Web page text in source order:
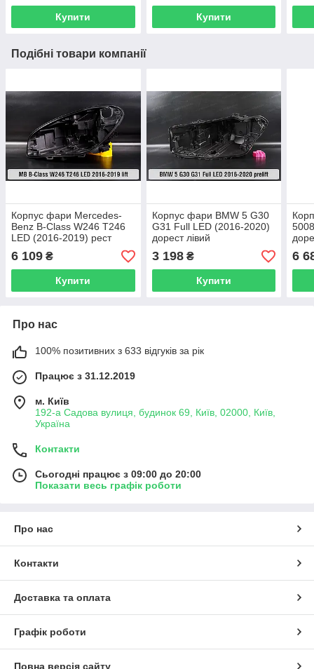
Купити Купити
Подібні товари компанії
Корпус фари Mercedes-
Benz B-Class W246 T246
LED (2016-2019) рест
лівий
6 109 ₴
Купити
Корпус фари BMW 5 G30
G31 Full LED (2016-2020)
дорест лівий
3 198₴
Купити
6
Про нас
100% позитивних з 633 відгуків за рік
Працює з 31.12.2019
м. Київ
192-а Садова вулиця, будинок 69, Київ, 02000, Київ,
Україна
Контакти
Сьогодні працює з 09:00 до 20:00
Показати весь графік роботи
Про нас
Контакти
Доставка та оплата
Графік роботи
Повна версія сайту